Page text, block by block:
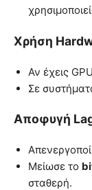
Χρήση
Αν έχεις
Σε
Αποφυγή
Μείωσε το
σταθερή.